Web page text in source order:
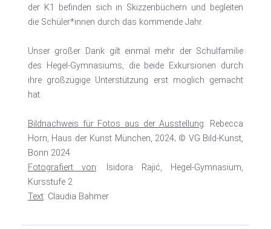
der K1 befinden sich in Skizzenbüchern und begleiten
die Schüler*innen durch das kommende Jahr.
Unser großer Dank gilt einmal mehr der Schulfamilie
des Hegel-Gymnasiums, die beide Exkursionen durch
ihre großzügige Unterstützung erst möglich gemacht
hat.
Bildnachweis für Fotos aus der Ausstellung: Rebecca
Horn, Haus der Kunst München, 2024; © VG Bild-Kunst,
Bonn 2024
Fotografiert von: Isidora Rajić, Hegel-Gymnasium,
Kursstufe 2
Text: Claudia Bahmer